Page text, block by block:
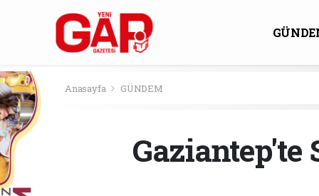
Anasayfa GÜNDEM
Gaziantep'te